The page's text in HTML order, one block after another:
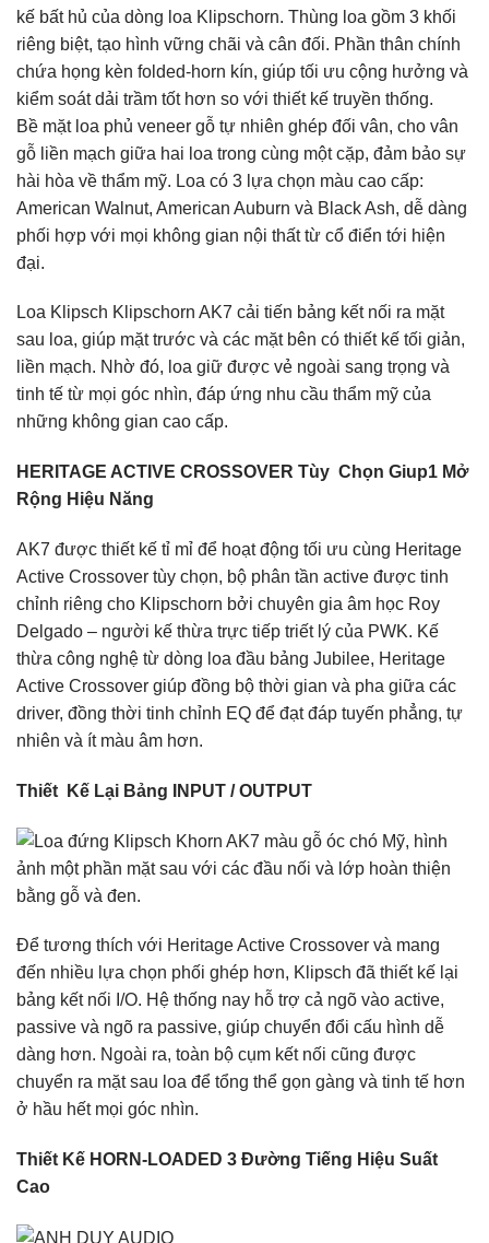
kế bất hủ của dòng loa Klipschorn. Thùng loa gồm 3 khối
riêng biệt, tạo hình vững chãi và cân đối. Phần thân chính
chứa họng kèn folded-horn kín, giúp tối ưu cộng hưởng và
kiểm soát dải trầm tốt hơn so với thiết kế truyền thống.
Bề mặt loa phủ veneer gỗ tự nhiên ghép đối vân, cho vân
gỗ liền mạch giữa hai loa trong cùng một cặp, đảm bảo sự
hài hòa về thẩm mỹ. Loa có 3 lựa chọn màu cao cấp:
American Walnut, American Auburn và Black Ash, dễ dàng
phối hợp với mọi không gian nội thất từ cổ điển tới hiện
đại.
Loa Klipsch Klipschorn AK7 cải tiến bảng kết nối ra mặt
sau loa, giúp mặt trước và các mặt bên có thiết kế tối giản,
liền mạch. Nhờ đó, loa giữ được vẻ ngoài sang trọng và
tinh tế từ mọi góc nhìn, đáp ứng nhu cầu thẩm mỹ của
những không gian cao cấp.
HERITAGE ACTIVE CROSSOVER Tùy Chọn Giup1 Mở
Rộng Hiệu Năng
AK7 được thiết kế tỉ mỉ để hoạt động tối ưu cùng Heritage
Active Crossover tùy chọn, bộ phân tần active được tinh
chỉnh riêng cho Klipschorn bởi chuyên gia âm học Roy
Delgado – người kế thừa trực tiếp triết lý của PWK. Kế
thừa công nghệ từ dòng loa đầu bảng Jubilee, Heritage
Active Crossover giúp đồng bộ thời gian và pha giữa các
driver, đồng thời tinh chỉnh EQ để đạt đáp tuyến phẳng, tự
nhiên và ít màu âm hơn.
Thiết Kế Lại Bảng INPUT / OUTPUT
Để tương thích với Heritage Active Crossover và mang
đến nhiều lựa chọn phối ghép hơn, Klipsch đã thiết kế lại
bảng kết nối I/O. Hệ thống nay hỗ trợ cả ngõ vào active,
passive và ngõ ra passive, giúp chuyển đổi cấu hình dễ
dàng hơn. Ngoài ra, toàn bộ cụm kết nối cũng được
chuyển ra mặt sau loa để tổng thể gọn gàng và tinh tế hơn
ở hầu hết mọi góc nhìn.
Thiết Kế HORN-LOADED 3 Đường Tiếng Hiệu Suất
Cao